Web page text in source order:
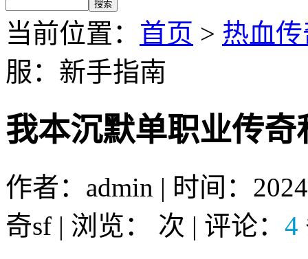
当前位置： 首页 > 热血
服：新手指南
我本沉默单职业传
作者：admin | 时间：
奇sf | 浏览：
次 | 评论： 4